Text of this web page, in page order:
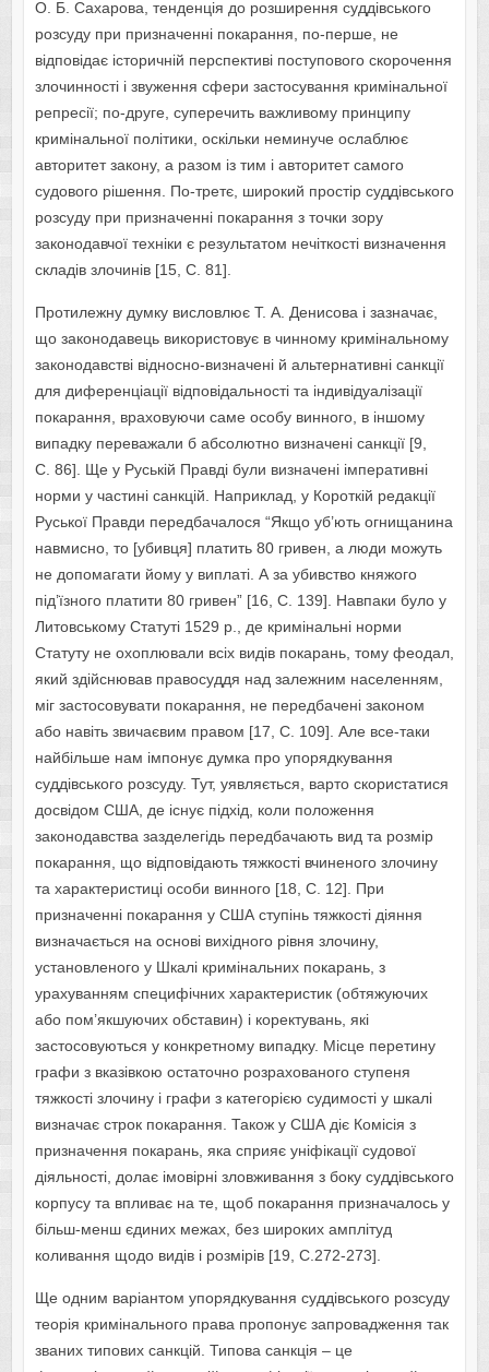
О. Б. Сахарова, тенденція до розширення суддівського
розсуду при призначенні покарання, по-перше, не
відповідає історичній перспективі поступового скорочення
злочинності і звуження сфери застосування кримінальної
репресії; по-друге, суперечить важливому принципу
кримінальної політики, оскільки неминуче ослаблює
авторитет закону, а разом із тим і авторитет самого
судового рішення. По-третє, широкий простір суддівського
розсуду при призначенні покарання з точки зору
законодавчої техніки є результатом нечіткості визначення
складів злочинів [15, С. 81].
Протилежну думку висловлює Т. А. Денисова і зазначає,
що законодавець використовує в чинному кримінальному
законодавстві відносно-визначені й альтернативні санкції
для диференціації відповідальності та індивідуалізації
покарання, враховуючи саме особу винного, в іншому
випадку переважали б абсолютно визначені санкції [9,
С. 86]. Ще у Руській Правді були визначені імперативні
норми у частині санкцій. Наприклад, у Короткій редакції
Руської Правди передбачалося “Якщо уб’ють огнищанина
навмисно, то [убивця] платить 80 гривен, а люди можуть
не допомагати йому у виплаті. А за убивство княжого
під’їзного платити 80 гривен” [16, С. 139]. Навпаки було у
Литовському Статуті 1529 р., де кримінальні норми
Статуту не охоплювали всіх видів покарань, тому феодал,
який здійснював правосуддя над залежним населенням,
міг застосовувати покарання, не передбачені законом
або навіть звичаєвим правом [17, С. 109]. Але все-таки
найбільше нам імпонує думка про упорядкування
суддівського розсуду. Тут, уявляється, варто скористатися
досвідом США, де існує підхід, коли положення
законодавства зазделегідь передбачають вид та розмір
покарання, що відповідають тяжкості вчиненого злочину
та характеристиці особи винного [18, С. 12]. При
призначенні покарання у США ступінь тяжкості діяння
визначається на основі вихідного рівня злочину,
установленого у Шкалі кримінальних покарань, з
урахуванням специфічних характеристик (обтяжуючих
або пом’якшуючих обставин) і коректувань, які
застосовуються у конкретному випадку. Місце перетину
графи з вказівкою остаточно розрахованого ступеня
тяжкості злочину і графи з категорією судимості у шкалі
визначає строк покарання. Також у США діє Комісія з
призначення покарань, яка сприяє уніфікації судової
діяльності, долає імовірні зловживання з боку суддівського
корпусу та впливає на те, щоб покарання призначалось у
більш-менш єдиних межах, без широких амплітуд
коливання щодо видів і розмірів [19, С.272-273].
Ще одним варіантом упорядкування суддівського розсуду
теорія кримінального права пропонує запровадження так
званих типових санкцій. Типова санкція – це